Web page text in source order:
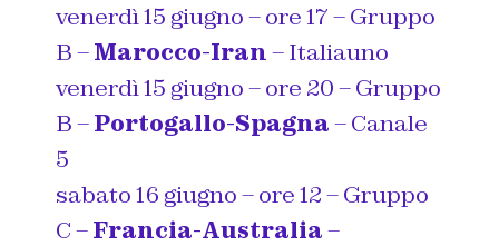
venerdì 15 giugno – ore 17 – Gruppo
B –Marocco-Iran– Italiauno
venerdì 15 giugno – ore 20 – Gruppo
B –Portogallo-Spagna– Canale
5
sabato 16 giugno – ore 12 – Gruppo
C –Francia-Australia–